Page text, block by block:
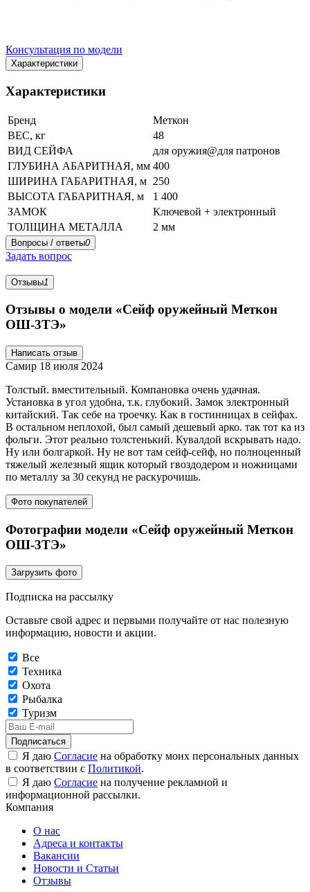
Консультация по модели
Характеристики
Характеристики
Бренд
Меткон
ВЕС, кг
48
ВИД СЕЙФА
для оружия@для патронов
ГЛУБИНА АБАРИТНАЯ, мм 400
ШИРИНА ГАБАРИТНАЯ, м 250
ВЫСОТА ГАБАРИТНАЯ, м
1 400
ЗАМОК
Ключевой + электронный
ТОЛЩИНА МЕТАЛЛА
2 мм
Вопросы / ответы0
Задать вопрос
Отзывы1
Отзывы о модели «Сейф оружейный Меткон
ОШ-3ТЭ»
Написать отзыв
Самир 18 июля 2024
Толстый. вместительный. Компановка очень удачная.
Установка в угол удобна, т.к. глубокий. Замок электронный
китайский. Так себе на троечку. Как в гостинницах в сейфах.
В остальном неплохой, был самый дешевый арко. так тот ка из
фольги. Этот реально толстенький. Кувалдой вскрывать надо.
Ну или болгаркой. Ну не вот там сейф-сейф, но полноценный
тяжелый железный ящик который гвоздодером и ножницами
по металлу за 30 секунд не раскурочишь.
Фото покупателей
Фотографии модели «Сейф оружейный Меткон
ОШ-3ТЭ»
Загрузить фото
Подписка на рассылку
Оставьте свой адрес и первыми получайте от нас полезную
информацию, новости и акции.
Все
Техника
Охота
Рыбалка
Туризм
Подписаться
Я даю Согласие на обработку моих персональных данных
в соответствии с Политикой.
Я даю Согласие на получение рекламной и
информационной рассылки.
Компания
О нас
Адреса и контакты
Вакансии
Новости и Статьи
Отзывы